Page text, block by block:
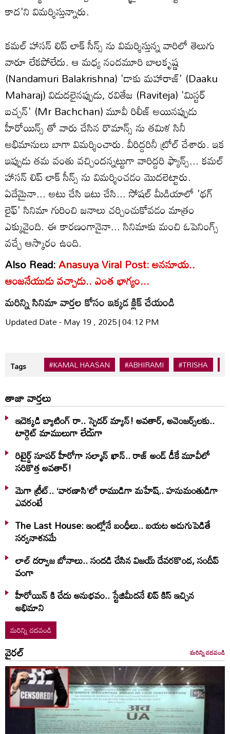
కాద'ని విమర్శిస్తున్నారు.
కమల్ హాసన్ లిప్ లాక్ సీన్స్ ను విమర్శిస్తున్న వారిలో తెలుగు
వారూ లేకపోలేదు. ఆ మధ్య నందమూరి బాలకృష్ణ
(Nandamuri Balakrishna) 'డాకు మహారాజ్' (Daaku
Maharaj) విడుదలైనప్పుడు, రవితేజ (Raviteja) 'మిస్టర్
బచ్చన్' (Mr Bachchan) మూవీ రిలీజ్ అయినప్పుడు
హీరోయిన్స్ తో వారు చేసిన రొమాన్స్ ను తమిళ సినీ
అభిమానులు బాగా విమర్శించారు. వీరిద్దరినీ ట్రోల్ చేశారు. ఇక
ఇప్పుడు తమ వంతు వచ్చిందన్నట్టుగా వారిద్దరి ఫ్యాన్స్... కమల్
హాసన్ లిప్ లాక్ సీన్స్ ను విమర్శించడం మొదలెట్టారు.
ఏదేమైనా... అటు చేసి ఇటు చేసి... సోషల్ మీడియాలో 'థగ్
లైఫ్' సినిమా గురించి జనాలు చర్చించుకోవడం మాత్రం
ఎక్కువైంది. ఈ కారణంగానైనా... సినిమాకు మంచి ఓపెనింగ్స్
వచ్చే ఆస్కారం ఉంది.
Also Read:Anasuya Viral Post: అనసూయ..
ఆంజనేయుడు వచ్చాడు.. ఎంత భాగ్యం...
మరిన్ని సినిమా వార్తల కోసం ఇక్కడ క్లిక్ చేయండి
Updated Date - May 19 , 2025 | 04:12 PM
Tags #KAMAL HAASAN #ABHIRAMI #TRISHA
తాజా వార్తలు
ఇదెక్క‌డి బ్యాటింగ్ రా.. స్పైడ‌ర్ మ్యాన్‌! అవ‌తార్‌, అవెంజ‌ర్స్‌ల‌కు..
టార్గెట్ మాములుగా లేదుగా
రిటైర్డ్ సూపర్ హీరోగా సల్మాన్ ఖాన్.. రాజ్ అండ్ డీకే మూవీలో
సరికొత్త అవతార్!
మెగా ట్రీట్.. ‘వారణాసి’లో రాముడిగా మహేష్.. హనుమంతుడిగా
ఎవరంటే
The Last House: ఇంట్లోనే బంధీలు.. బయట అడుగుపెడితే
సర్వనాశనమే
లాల్ ద‌ర్వాజ‌ బోనాలు.. సంద‌డి చేసిన విజ‌య్ దేవ‌ర‌కొండ‌, సందీప్
వంగా
హీరోయిన్ కి చేదు అనుభవం.. స్టేజిమీదనే లిప్ కిస్ ఇచ్చిన
అభిమాని
మరిన్ని చదవండి
వైరల్ మరిన్ని చదవండి